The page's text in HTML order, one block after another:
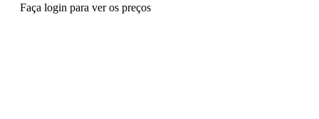
Faça login para ver os preços